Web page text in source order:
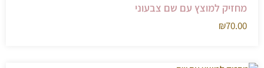
מחזיק למוצץ עם שם צבעוני
₪70.00